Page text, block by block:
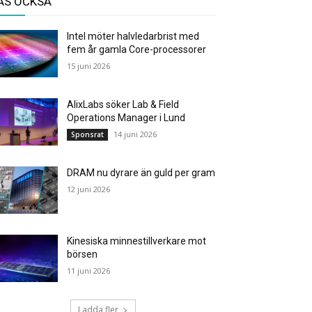
Intel möter halvledarbrist med
fem år gamla Core-processorer
15 juni 2026
AlixLabs söker Lab & Field
Operations Manager i Lund
Sponsrat 14 juni 2026
DRAM nu dyrare än guld per gram
12 juni 2026
Kinesiska minnestillverkare mot
börsen
11 juni 2026